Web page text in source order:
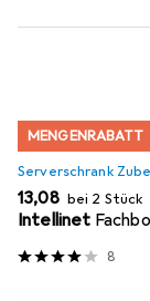
MENGENRABATT
Serverschrank
EUR
13,08 bei 2 Stück
Intellinet
8